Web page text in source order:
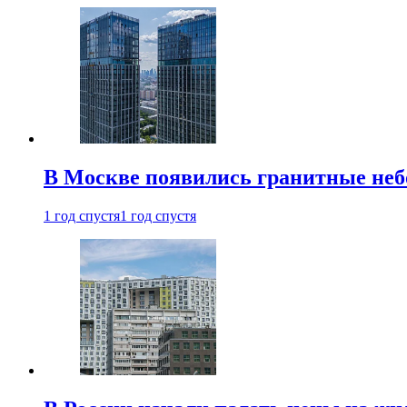
В Москве появились гранитные
1 год спустя1 год спустя